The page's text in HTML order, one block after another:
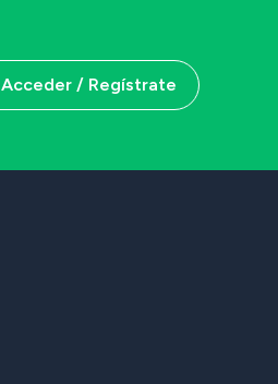
Acceder / Regístrate